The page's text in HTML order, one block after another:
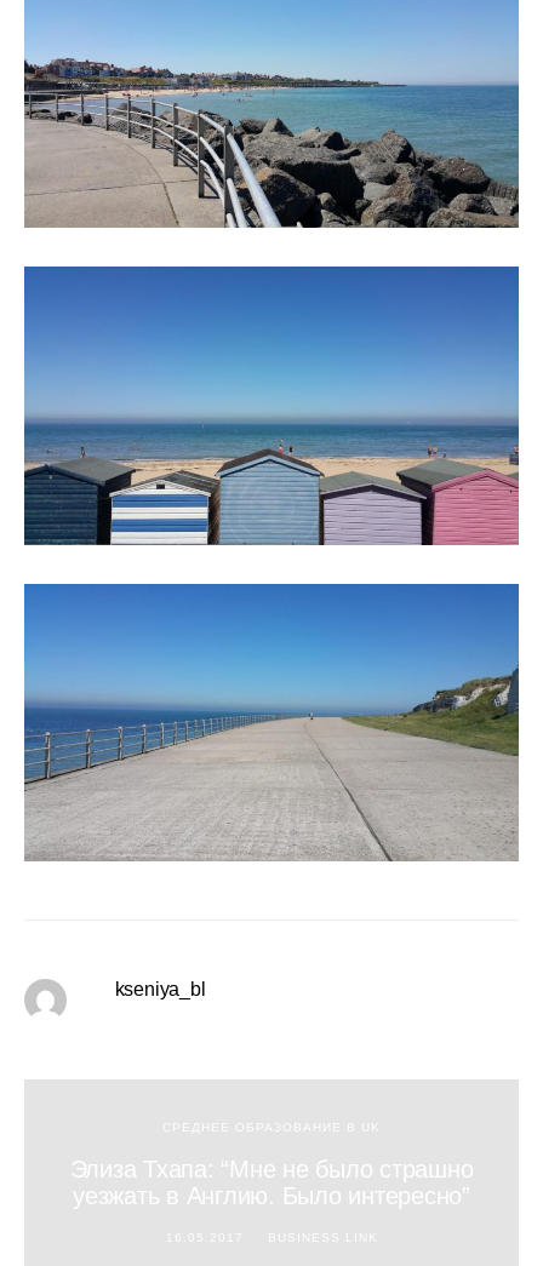
kseniya_bl
СРЕДНЕЕ ОБРАЗОВАНИЕ В UK
Элиза Тхапа: “Мне не было страшно
уезжать в Англию. Было интересно”
16.05.2017 BUSINESS LINK